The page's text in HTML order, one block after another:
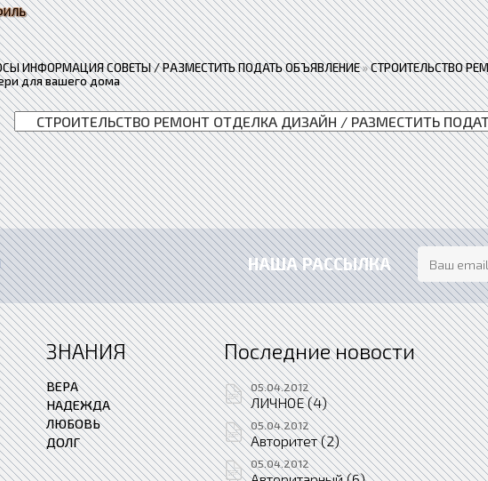
ИНФОРМАЦИЯ СОВЕТЫ / РАЗМЕСТИТЬ ПОДАТЬ ОБЪЯВЛЕНИЕ»СТРОИТЕЛЬСТВО
для вашего дома
НАША РАССЫЛКА
ЗНАНИЯ
ВЕРА
НАДЕЖДА
ЛЮБОВЬ
ДОЛГ
Последние новости
05.04.2012
ЛИЧНОЕ (4)
05.04.2012
Авторитет (2)
05.04.2012